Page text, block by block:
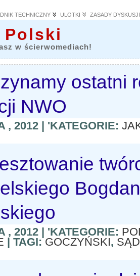
TECHNICZNY ULOTKI ZASADY DYSKUSJI
w ścierwomediach!
ostatni
NWO
, 2012 | 'KATEGORIE:
, 2012 | 'KATEGORIE:
| TAGI:GOCZYŃSKI,